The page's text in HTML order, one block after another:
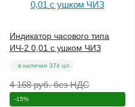
Индикатор часового типа
ИЧ-2 0,01 с ушком ЧИЗ
в наличии 374 шт.
4 168 руб.без НДС
-15%